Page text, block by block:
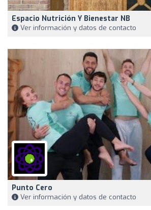
Espacio Nutrición Y Bienestar NB
Ver información y datos de contacto
Punto Cero
Ver información y datos de contacto